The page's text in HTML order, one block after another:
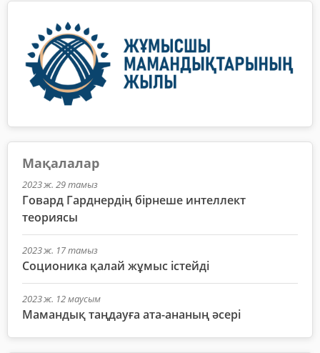
Мақалалар
2023 ж. 29 тамыз
Говард Гарднердің бірнеше интеллект
теориясы
2023 ж. 17 тамыз
Соционика қалай жұмыс істейді
2023 ж. 12 маусым
Мамандық таңдауға ата-ананың әсері